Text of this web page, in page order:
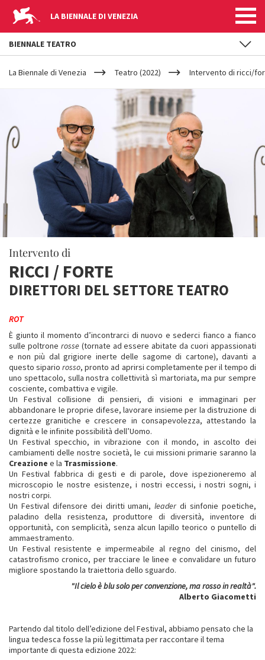
LA BIENNALE DI VENEZIA
YOUR
ARE
La Biennale di Venezia Teatro (2022) Intervento di ricci/
Intervento di
RICCI / FORTE
DIRETTORI DEL SETTORE TEATRO
ROT
È giunto il momento d’incontrarci di nuovo e sederci fianco a fianco
sulle poltrone rosse(tornate ad essere abitate da cuori appassionati
e non più dal grigiore inerte delle sagome di cartone), davanti a
questo sipariorosso, pronto ad aprirsi completamente per il tempo di
uno spettacolo, sulla nostra collettività sì martoriata, ma pur sempre
cosciente, combattiva e vigile.
Un Festival collisione di pensieri, di visioni e immaginari per
abbandonare le proprie difese, lavorare insieme per la distruzione di
certezze granitiche e crescere in consapevolezza, attestando la
dignità e le infinite possibilità dell’Uomo.
Un Festival specchio, in vibrazione con il mondo, in ascolto dei
cambiamenti delle nostre società, le cui missioni primarie saranno la
Creazione e la Trasmissione.
Un Festival fabbrica di gesti e di parole, dove ispezioneremo al
microscopio le nostre esistenze, i nostri eccessi, i nostri sogni, i
nostri corpi.
Un Festival difensore dei diritti umani,leaderdi sinfonie poetiche,
paladino della resistenza, produttore di diversità, inventore di
opportunità, con semplicità, senza alcun lapillo teorico o puntello di
ammaestramento.
Un Festival resistente e impermeabile al regno del cinismo, del
catastrofismo cronico, per tracciare le linee e convalidare un futuro
migliore spostando la traiettoria dello sguardo.
"Il cielo èblu solo per convenzione, ma rosso in realtà".
Alberto Giacometti
Partendo dal titolo dell’edizione del Festival, abbiamo pensato che la
lingua tedesca fosse la più legittimata per raccontare il tema
importante di questa edizione 2022:
BIENNALE TEATRO